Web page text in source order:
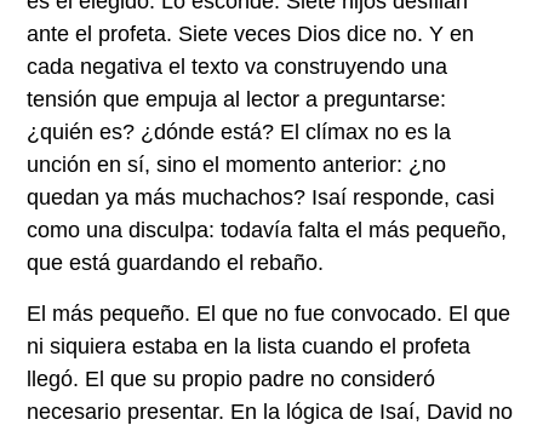
ante el profeta. Siete veces Dios dice no. Y en
cada negativa el texto va construyendo una
tensión que empuja al lector a preguntarse:
¿quién es? ¿dónde está? El clímax no es la
unción en sí, sino el momento anterior: ¿no
quedan ya más muchachos? Isaí responde, casi
como una disculpa: todavía falta el más pequeño,
que está guardando el rebaño.
El más pequeño. El que no fue convocado. El que
ni siquiera estaba en la lista cuando el profeta
llegó. El que su propio padre no consideró
necesario presentar. En la lógica de Isaí, David no